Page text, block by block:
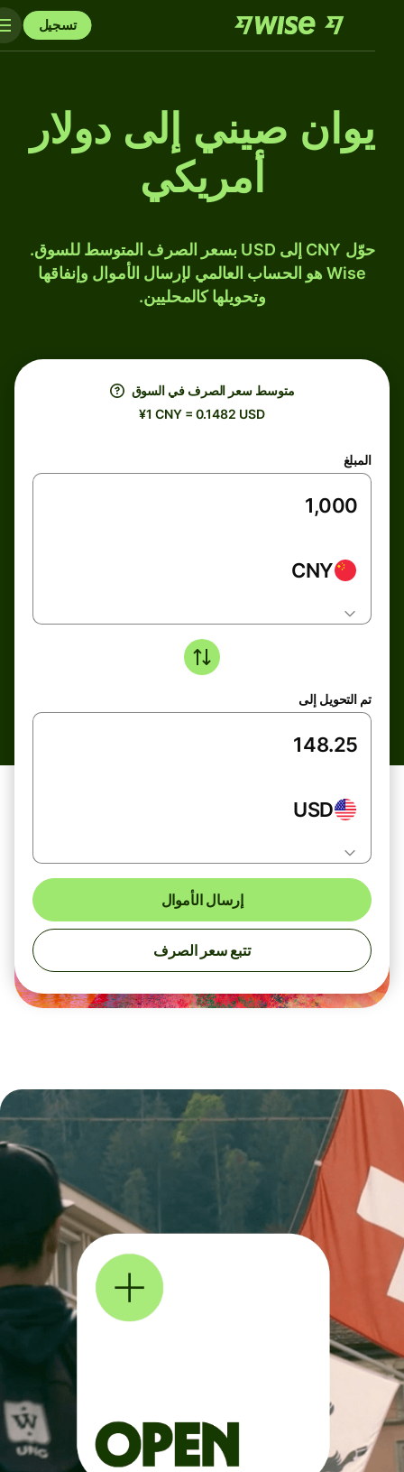
تسجيل
يوان صيني إلى دولار
أمريكي
حوّل CNY إلى USD بسعر الصرف المتوسط للسوق.
Wise هو الحساب العالمي لإرسال الأموال وإنفاقها
وتحويلها كالمحليين.
متوسط ​​سعر الصرف في السوق
¥1 CNY = 0.1482 USD
المبلغ
CNY
تم التحويل إلى
USD
إرسال الأموال
تتبع سعر الصرف